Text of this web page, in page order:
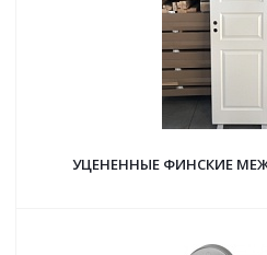
УЦЕНЕННЫЕ ФИНСКИЕ